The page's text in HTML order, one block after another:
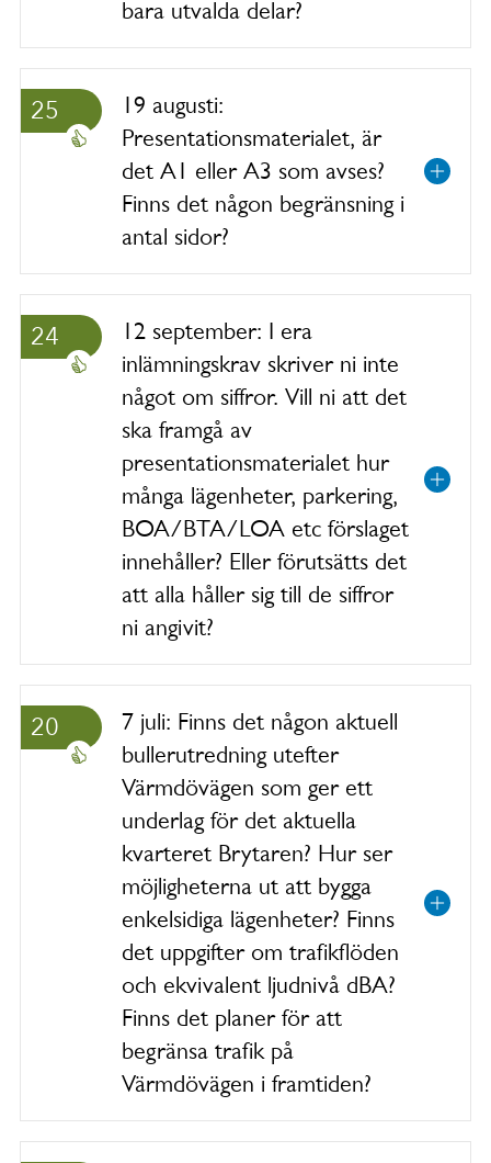
bara utvalda delar?
25
19 augusti:
Presentationsmaterialet, är
det A1 eller A3 som avses?
Finns det någon begränsning i
antal sidor?
24
12 september: I era
inlämningskrav skriver ni inte
något om siffror. Vill ni att det
ska framgå av
presentationsmaterialet hur
många lägenheter, parkering,
BOA/BTA/LOA etc förslaget
innehåller? Eller förutsätts det
att alla håller sig till de siffror
ni angivit?
20
7 juli: Finns det någon aktuell
bullerutredning utefter
Värmdövägen som ger ett
underlag för det aktuella
kvarteret Brytaren? Hur ser
möjligheterna ut att bygga
enkelsidiga lägenheter? Finns
det uppgifter om trafikflöden
och ekvivalent ljudnivå dBA?
Finns det planer för att
begränsa trafik på
Värmdövägen i framtiden?